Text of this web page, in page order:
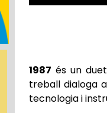
1987 és un
treball dialoga
tecnologia i